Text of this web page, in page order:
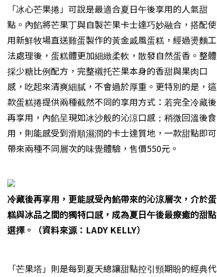
「冰心芒果捲」可說是最適合夏日午後享用的人氣甜
點。內餡將芒果丁與自製芒果卡士達巧妙融合，搭配使
用新鮮牧場直送雞蛋製作的黃金戚風蛋糕，經過燙麵工
法處理後，蛋糕體更加細緻柔軟，散發自然蛋香。整體
採少糖比例配方，完整襯托芒果本身的香甜與果肉口
感，吃起來清爽細膩，不會過於厚重。更特別的是，這
款蛋糕捲提供兩種截然不同的享用方式：若完全冷藏後
再享用，內餡呈現如冰沙般的沁涼口感；稍微回溫後食
用，則能感受到滑順濕潤的卡士達質地，一款甜點即可
帶來兩種不同層次的味覺體驗，售價550元。
冷藏後再享用，更能感受內餡帶來的沁涼層次，介於蛋
糕與冰品之間的獨特口感，成為夏日午後最療癒的甜點
選擇。（資料來源：LADY KELLY）
「芒果塔」則是每到夏天總讓甜點控引頸期盼的經典代